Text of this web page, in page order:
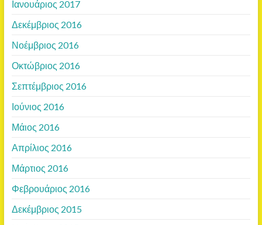
Ιανουάριος 2017
Δεκέμβριος 2016
Νοέμβριος 2016
Οκτώβριος 2016
Σεπτέμβριος 2016
Ιούνιος 2016
Μάιος 2016
Απρίλιος 2016
Μάρτιος 2016
Φεβρουάριος 2016
Δεκέμβριος 2015